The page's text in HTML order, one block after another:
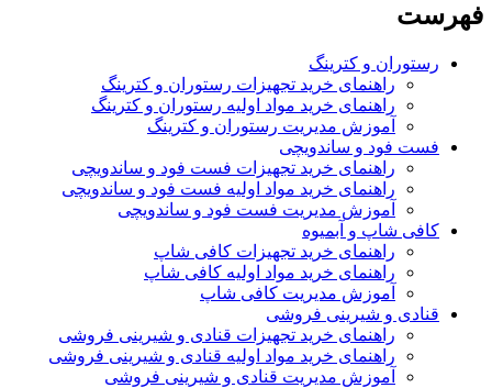
فهرست
رستوران و کترینگ
راهنمای خرید تجهیزات رستوران و کترینگ
راهنمای خرید مواد اولیه رستوران و کترینگ
آموزش مدیریت رستوران و کترینگ
فست فود و ساندویچی
راهنمای خرید تجهیزات فست فود و ساندویچی
راهنمای خرید مواد اولیه فست فود و ساندویچی
آموزش مدیریت فست فود و ساندویچی
کافی شاپ و آبمیوه
راهنمای خرید تجهیزات کافی شاپ
راهنمای خرید مواد اولیه کافی‌ شاپ‌
آموزش مدیریت کافی شاپ
قنادی و شیرینی فروشی
راهنمای خرید تجهیزات قنادی و شیرینی فروشی
راهنمای خرید مواد اولیه قنادی و شیرینی فروشی
آموزش مدیریت قنادی و شیرینی فروشی